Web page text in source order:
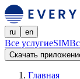
ru en
Все услугиeSIM
Скачать
Главная